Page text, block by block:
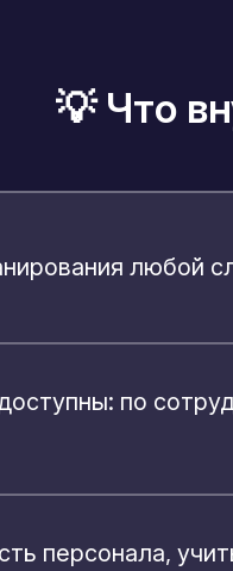
💡 Что
любой
по
персонала,